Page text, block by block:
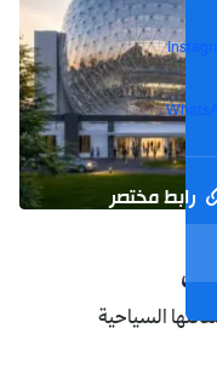
رابط مختصر
السياحية